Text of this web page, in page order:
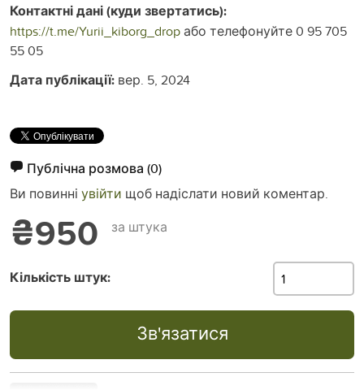
Контактні дані (куди звертатись):
https://t.me/Yurii_kiborg_dropабо телефонуйте 0 95 705
55 05
Дата публікації: вер. 5, 2024
Публічна розмова (0)
Ви повинні увійти щоб надіслати новий коментар.
₴950 за штука
Кількість штук:
Зв'язатися